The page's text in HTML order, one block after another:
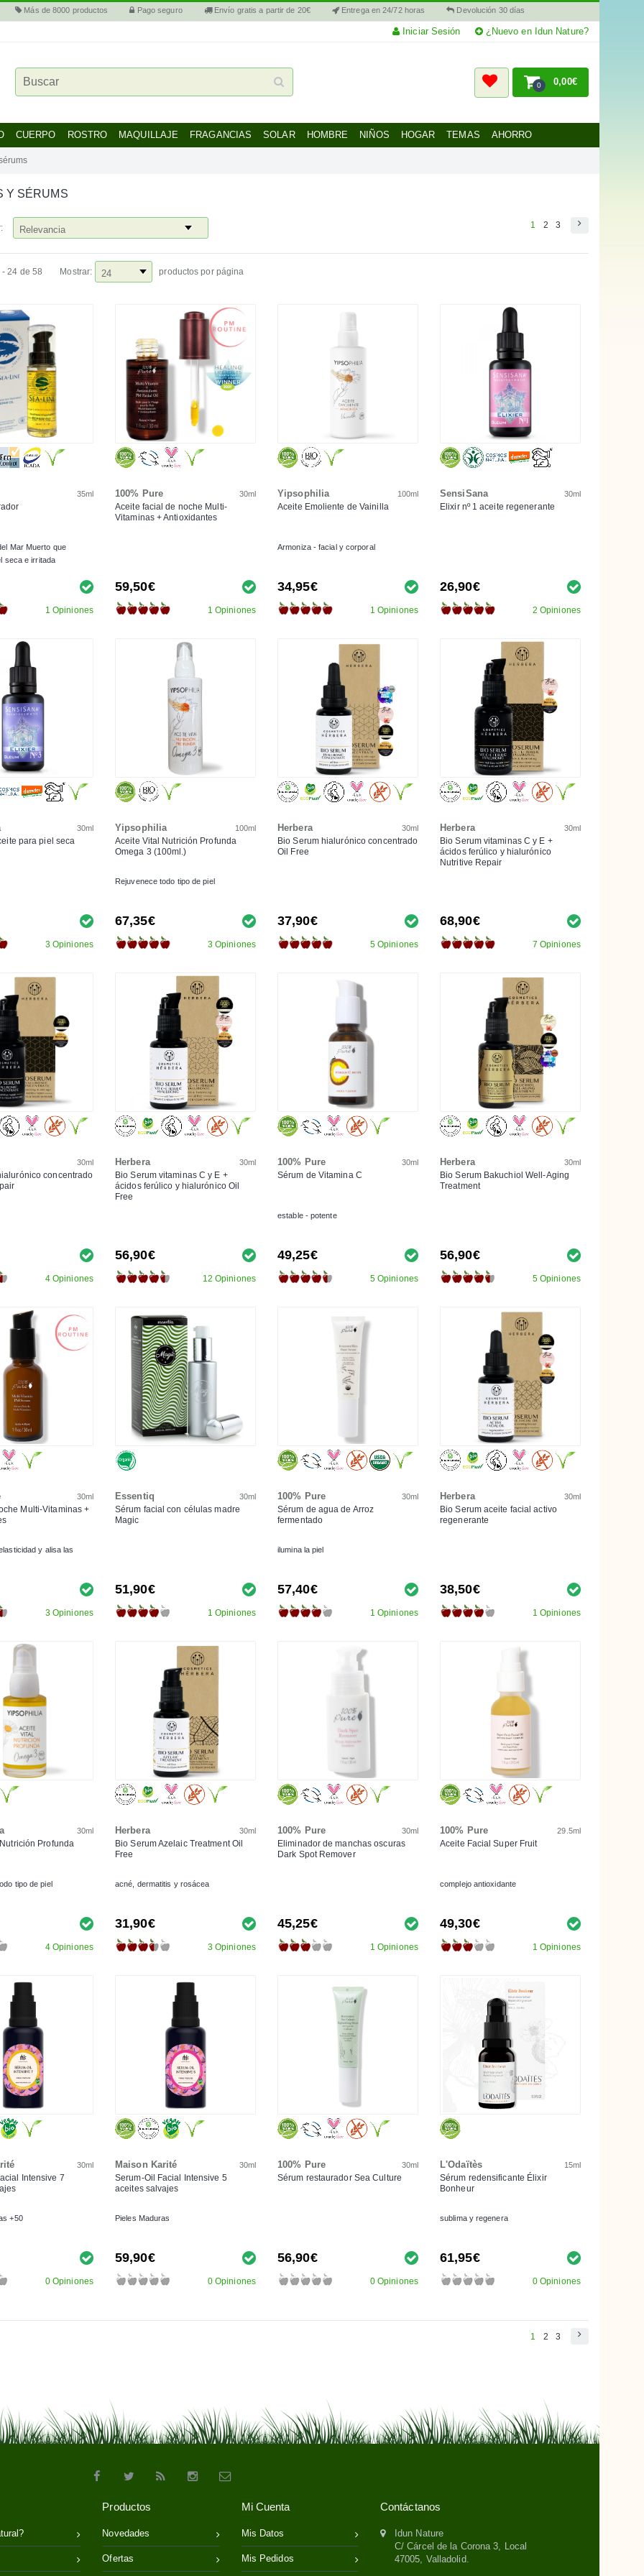
Más de 8000 productos Pago seguro Envío gratis a partir de 20€ Entrega en 24/72 horas Devolución 30 días
Iniciar Sesión ¿Nuevo en Idun Nature?
0 0,00€
CUERPO ROSTRO MAQUILLAJE FRAGANCIAS SOLAR HOMBRE NIÑOS HOGAR TEMAS AHORRO
Y SÉRUMS
1 2 3
- 24 de 58 Mostrar: productos por página
35ml
Mar Muerto que
seca e irritada
1 Opiniones
100% Pure 30ml
Aceite facial de noche Multi-
Vitaminas + Antioxidantes
59,50€
1 Opiniones
Yipsophilia 100ml
Aceite Emoliente de Vainilla
Armoniza - facial y corporal
34,95€
1 Opiniones
SensiSana 30ml
Elixir nº 1 aceite regenerante
26,90€
2 Opiniones
30ml
para piel seca
3 Opiniones
Yipsophilia 100ml
Aceite Vital Nutrición Profunda
Omega 3 (100ml.)
Rejuvenece todo tipo de piel
67,35€
3 Opiniones
Herbera 30ml
Bio Serum hialurónico concentrado
Oil Free
37,90€
5 Opiniones
Herbera 30ml
Bio Serum vitaminas C y E +
ácidos ferúlico y hialurónico
Nutritive Repair
68,90€
7 Opiniones
30ml
concentrado
4 Opiniones
Herbera 30ml
Bio Serum vitaminas C y E +
ácidos ferúlico y hialurónico Oil
Free
56,90€
12 Opiniones
100% Pure 30ml
Sérum de Vitamina C
estable - potente
49,25€
5 Opiniones
Herbera 30ml
Bio Serum Bakuchiol Well-Aging
Treatment
56,90€
5 Opiniones
30ml
Multi-Vitaminas +
y alisa las
3 Opiniones
Essentiq 30ml
Sérum facial con células madre
Magic
51,90€
1 Opiniones
100% Pure 30ml
Sérum de agua de Arroz
fermentado
ilumina la piel
57,40€
1 Opiniones
Herbera 30ml
Bio Serum aceite facial activo
regenerante
38,50€
1 Opiniones
30ml
Profunda
tipo de piel
4 Opiniones
Herbera 30ml
Bio Serum Azelaic Treatment Oil
Free
acné, dermatitis y rosácea
31,90€
3 Opiniones
100% Pure 30ml
Eliminador de manchas oscuras
Dark Spot Remover
45,25€
1 Opiniones
100% Pure 29.5ml
Aceite Facial Super Fruit
complejo antioxidante
49,30€
1 Opiniones
30ml
Intensive 7
+50
0 Opiniones
Maison Karité 30ml
Serum-Oil Facial Intensive 5
aceites salvajes
Pieles Maduras
59,90€
0 Opiniones
100% Pure 30ml
Sérum restaurador Sea Culture
56,90€
0 Opiniones
L'Odaïtès 15ml
Sérum redensificante Élixir
Bonheur
sublima y regenera
61,95€
0 Opiniones
1 2 3
Productos
Novedades
Ofertas
Mi Cuenta
Mis Datos
Mis Pedidos
Contáctanos
Idun Nature
C/ Cárcel de la Corona 3, Local
47005, Valladolid.